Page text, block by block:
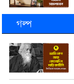
গল্প